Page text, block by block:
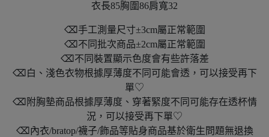
衣長85胸圍86肩寬32
⌫手工測量尺寸±3cm屬正常範圍
⌫不同批次商品±2cm屬正常範圍
⌫不同裝置顯示色度會有些許落差
⌫白、淺色衣物根據厚薄度不同可能會透，可以接受再下
單♡
⌫附胸墊商品根據厚薄度、穿著緊度不同可能存在透杯情
況，可以接受再下單♡
⌫內衣/bratop/襪子/飾品等貼身商品基於衛生問題無退換